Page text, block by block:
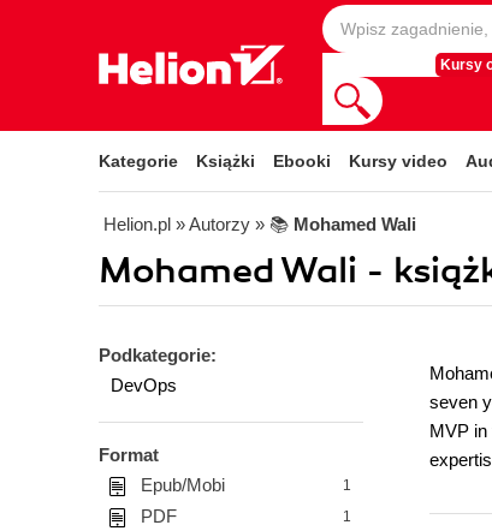
Kursy
Kategorie Książki Ebooki Kursy video
Helion.pl » Autorzy » 📚 Mohamed Wali
Mohamed Wali -
Podkategorie:
DevOps
Format
Epub/Mobi
1
PDF 1
seven
MVP in